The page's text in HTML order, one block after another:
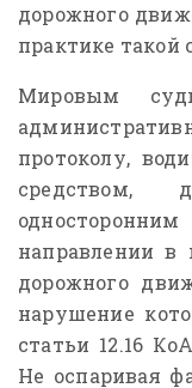
дорожного
практике такой
Мировым
протоколу,
направлении в
дорожного
нарушение
статьи 12.16
Не оспаривая